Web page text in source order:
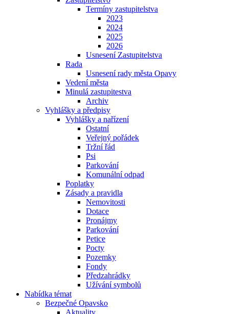
Termíny zastupitelstva
2023
2024
2025
2026
Usnesení Zastupitelstva
Rada
Usnesení rady města Opavy
Vedení města
Minulá zastupitestva
Archiv
Vyhlášky a předpisy
Vyhlášky a nařízení
Ostatní
Veřejný pořádek
Tržní řád
Psi
Parkování
Komunální odpad
Poplatky
Zásady a pravidla
Nemovitosti
Dotace
Pronájmy
Parkování
Petice
Pocty
Pozemky
Fondy
Předzahrádky
Užívání symbolů
Nabídka témat
Bezpečné Opavsko